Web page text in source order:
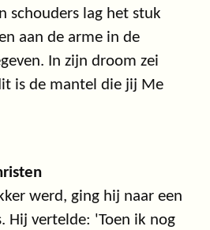
schouders lag het stuk
aan de arme in de
In zijn droom zei
is de mantel die jij Me
werd, ging hij naar een
Hij vertelde: 'Toen ik nog